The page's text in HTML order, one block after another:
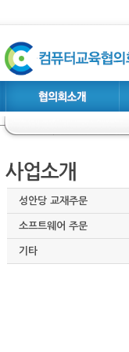
성안당 교재주문
소프트웨어 주문
기타